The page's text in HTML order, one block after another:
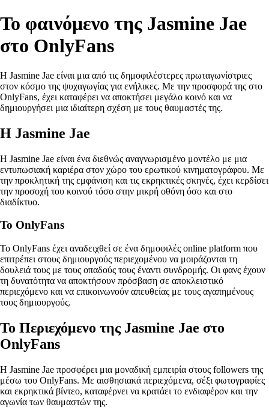
Το φαινόμενο της Jasmine Jae
στο OnlyFans
Η Jasmine Jae είναι μια από τις δημοφιλέστερες πρωταγωνίστριες
στον κόσμο της ψυχαγωγίας για ενήλικες. Με την προσφορά της στο
OnlyFans, έχει καταφέρει να αποκτήσει μεγάλο κοινό και να
δημιουργήσει μια ιδιαίτερη σχέση με τους θαυμαστές της.
Η Jasmine Jae
Η Jasmine Jae είναι ένα διεθνώς αναγνωρισμένο μοντέλο με μια
εντυπωσιακή καριέρα στον χώρο του ερωτικού κινηματογράφου. Με
την προκλητική της εμφάνιση και τις εκρηκτικές σκηνές, έχει κερδίσει
την προσοχή του κοινού τόσο στην μικρή οθόνη όσο και στο
διαδίκτυο.
Το OnlyFans
To OnlyFans έχει αναδειχθεί σε ένα δημοφιλές online platform που
επιτρέπει στους δημιουργούς περιεχομένου να μοιράζονται τη
δουλειά τους με τους οπαδούς τους έναντι συνδρομής. Οι φανς έχουν
τη δυνατότητα να αποκτήσουν πρόσβαση σε αποκλειστικό
περιεχόμενο και να επικοινωνούν απευθείας με τους αγαπημένους
τους δημιουργούς.
Το Περιεχόμενο της Jasmine Jae στο
OnlyFans
Η Jasmine Jae προσφέρει μια μοναδική εμπειρία στους followers της
μέσω του OnlyFans. Με αισθησιακά περιεχόμενα, σέξι φωτογραφίες
και εκρηκτικά βίντεο, καταφέρνει να κρατάει το ενδιαφέρον και την
αγωνία των θαυμαστών της.